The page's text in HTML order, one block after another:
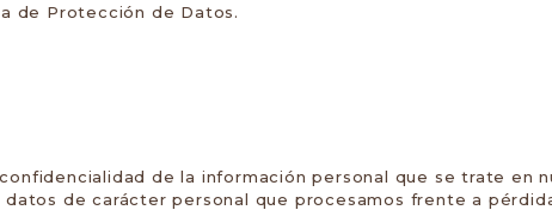
de Protección de Datos.
de la información personal que se trate en
de carácter personal que procesamos frente a